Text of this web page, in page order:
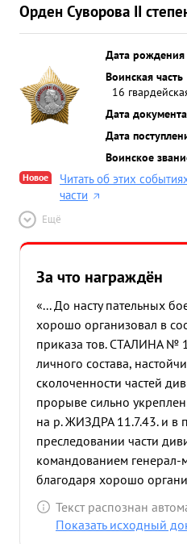
Орден Суворова II
Дата рождения
Воинская часть
16
Дата документа
Дата
Воинское
Новое
Читать об этих
части
Ещё
За что награждён
«... До насту пательных
хорошо организовал в
приказа тов. СТАЛИНА №
личного состава,
сколоченности частей
прорыве сильно
на р. ЖИЗДРА 11.7.43. и в
преследовании части
командованием
благодаря хорошо
взаимодействия и
дивизия с малыми
Текст распознан
Показать исходный